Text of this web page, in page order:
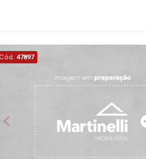
Lançamentos! Avenida João
1051 - Alto da Boa Vista | Ribeirão
Cód. 47897